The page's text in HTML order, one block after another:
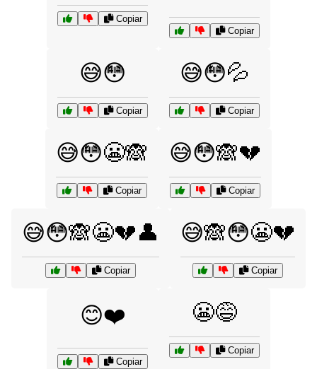
Copiar
Copiar
😅😳
Copiar
😅😳💦
Copiar
😅😳😬🙈
Copiar
😅😳🙈💔
Copiar
😅😳🙈😬💔👤
Copiar
😅🙈😳😬💔
Copiar
😊❤️
Copiar
😬😅
Copiar